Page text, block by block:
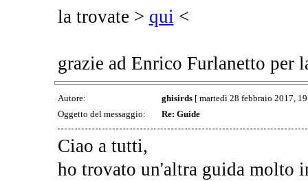
la trovate > qui <
grazie ad Enrico Furlanetto per
Autore: ghisirds[ martedì 28 febbraio 2017,
Oggetto del messaggio:
Re: Guide
Ciao a tutti,
ho trovato un'altra guida molto